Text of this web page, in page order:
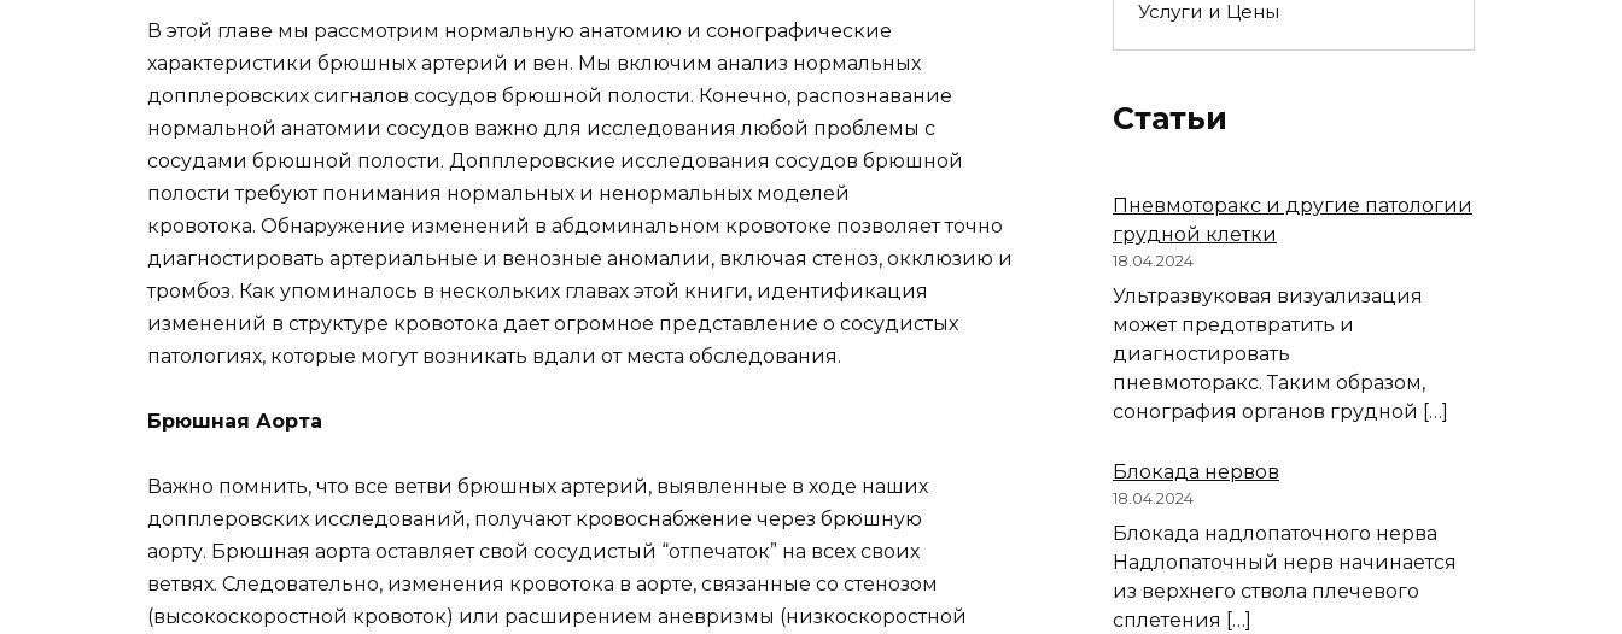
В этой главе мы рассмотрим нормальную анатомию и сонографические
характеристики брюшных артерий и вен. Мы включим анализ нормальных
допплеровских сигналов сосудов брюшной полости. Конечно, распознавание
нормальной анатомии сосудов важно для исследования любой проблемы с
сосудами брюшной полости. Допплеровские исследования сосудов брюшной
полости требуют понимания нормальных и ненормальных моделей
кровотока. Обнаружение изменений в абдоминальном кровотоке позволяет точно
диагностировать артериальные и венозные аномалии, включая стеноз, окклюзию и
тромбоз. Как упоминалось в нескольких главах этой книги, идентификация
изменений в структуре кровотока дает огромное представление о сосудистых
патологиях, которые могут возникать вдали от места обследования.
Брюшная Аорта
Важно помнить, что все ветви брюшных артерий, выявленные в ходе наших
допплеровских исследований, получают кровоснабжение через брюшную
аорту. Брюшная аорта оставляет свой сосудистый “отпечаток” на всех своих
ветвях. Следовательно, изменения кровотока в аорте, связанные со стенозом
(высокоскоростной кровоток) или расширением аневризмы (низкоскоростной
Услуги и Цены
Статьи
Пневмоторакс и другие патологии
грудной клетки
18.04.2024
Ультразвуковая визуализация
может предотвратить и
диагностировать
пневмоторакс. Таким образом,
сонография органов грудной […]
Блокада нервов
18.04.2024
Блокада надлопаточного нерва
Надлопаточный нерв начинается
из верхнего ствола плечевого
сплетения […]